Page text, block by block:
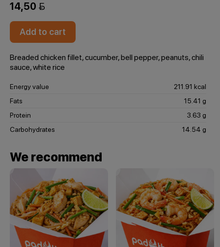
14,50 
Add to cart
Breaded chicken fillet, cucumber, bell pepper, peanuts, chili
sauce, white rice
Energy value
211.91 kcal
Fats
15.41 g
Protein
3.63 g
Carbohydrates
14.54 g
We recommend